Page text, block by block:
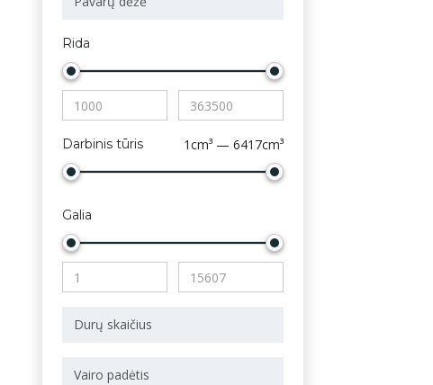
Rida
Darbinis tūris 1cm³ — 6417cm³
Galia